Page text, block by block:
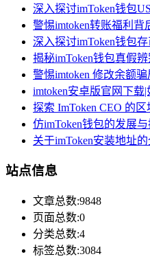
深入探讨imToken钱包
警惕imtoken转账福利背
深入探讨imToken钱包
揭秘imToken钱包真假
警惕imtoken 修改余额
imtoken安卓版官网下载
探索 ImToken CEO 的
仿imToken钱包的发展
关于imToken安装地址
站点信息
文章总数:9848
页面总数:0
分类总数:4
标签总数:3084